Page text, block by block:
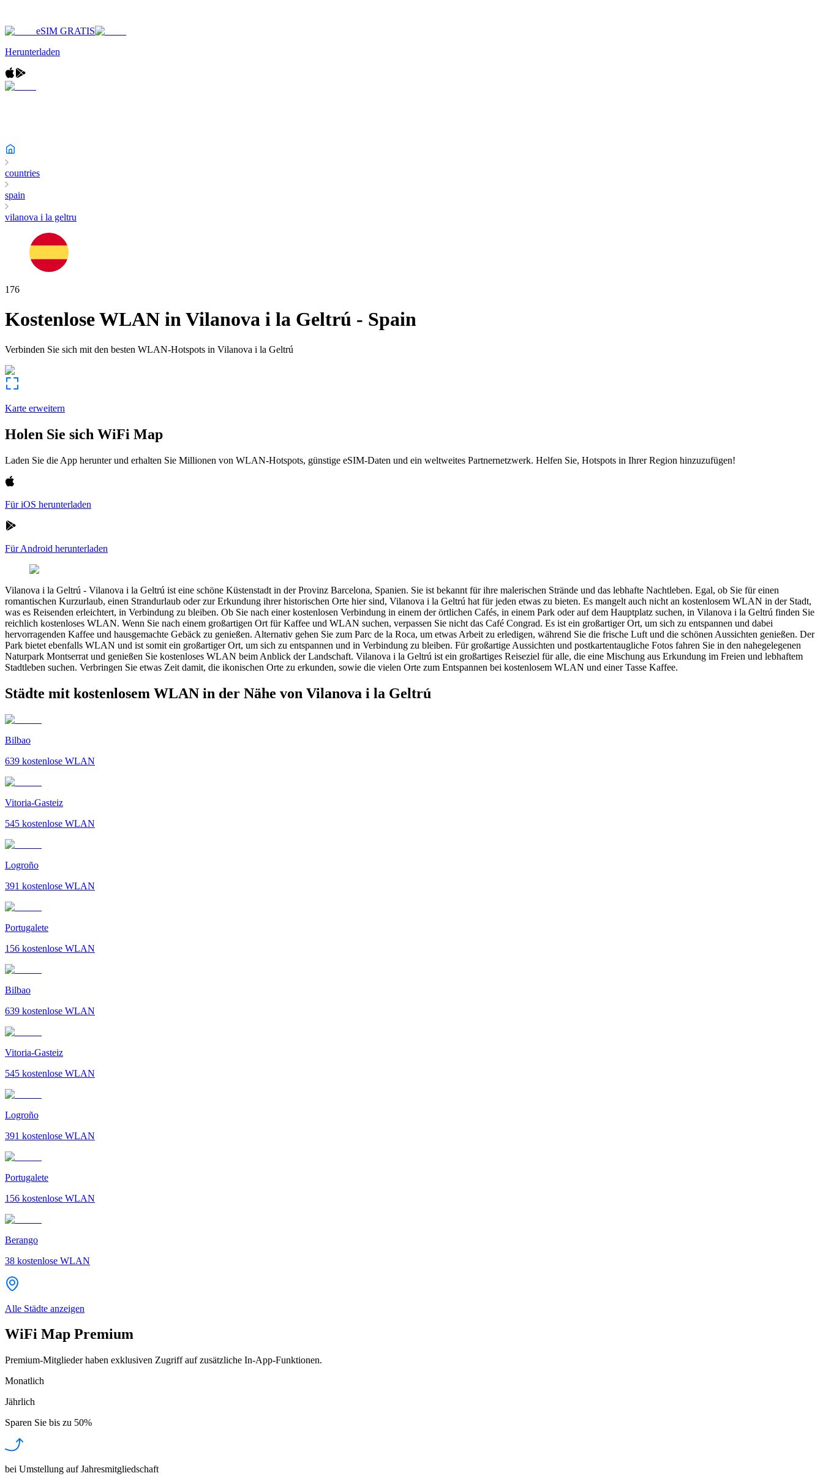
eSIM GRATIS
Herunterladen
countries
spain
vilanova i la geltru
176
Kostenlose WLAN inVilanova i la Geltrú - Spain
Verbinden Sie sich mit den besten WLAN-Hotspots in Vilanova i la Geltrú
Karte erweitern
Holen Sie sich WiFi Map
Laden Sie die App herunter und erhalten Sie Millionen von WLAN-Hotspots, günstige eSIM-Daten und ein weltweites Partnernetzwerk. Helfen Sie, Hotspots in Ihrer Region hinzuzufügen!
Für iOS herunterladen
Für Android herunterladen
Vilanova i la Geltrú - Vilanova i la Geltrú ist eine schöne Küstenstadt in der Provinz Barcelona, Spanien. Sie ist bekannt für ihre malerischen Strände und das lebhafte Nachtleben. Egal, ob Sie für einen
romantischen Kurzurlaub, einen Strandurlaub oder zur Erkundung ihrer historischen Orte hier sind, Vilanova i la Geltrú hat für jeden etwas zu bieten. Es mangelt auch nicht an kostenlosem WLAN in der Stadt,
was es Reisenden erleichtert, in Verbindung zu bleiben. Ob Sie nach einer kostenlosen Verbindung in einem der örtlichen Cafés, in einem Park oder auf dem Hauptplatz suchen, in Vilanova i la Geltrú finden Sie
reichlich kostenloses WLAN. Wenn Sie nach einem großartigen Ort für Kaffee und WLAN suchen, verpassen Sie nicht das Café Congrad. Es ist ein großartiger Ort, um sich zu entspannen und dabei
hervorragenden Kaffee und hausgemachte Gebäck zu genießen. Alternativ gehen Sie zum Parc de la Roca, um etwas Arbeit zu erledigen, während Sie die frische Luft und die schönen Aussichten genießen. Der
Park bietet ebenfalls WLAN und ist somit ein großartiger Ort, um sich zu entspannen und in Verbindung zu bleiben. Für großartige Aussichten und postkartentaugliche Fotos fahren Sie in den nahegelegenen
Naturpark Montserrat und genießen Sie kostenloses WLAN beim Anblick der Landschaft. Vilanova i la Geltrú ist ein großartiges Reiseziel für alle, die eine Mischung aus Erkundung im Freien und lebhaftem
Stadtleben suchen. Verbringen Sie etwas Zeit damit, die ikonischen Orte zu erkunden, sowie die vielen Orte zum Entspannen bei kostenlosem WLAN und einer Tasse Kaffee.
Städte mit kostenlosem WLAN in der Nähe von Vilanova i la Geltrú
Bilbao
639 kostenlose WLAN
Vitoria-Gasteiz
545 kostenlose WLAN
Logroño
391 kostenlose WLAN
Portugalete
156 kostenlose WLAN
Bilbao
639 kostenlose WLAN
Vitoria-Gasteiz
545 kostenlose WLAN
Logroño
391 kostenlose WLAN
Portugalete
156 kostenlose WLAN
Berango
38 kostenlose WLAN
Alle Städte anzeigen
WiFi Map Premium
Premium-Mitglieder haben exklusiven Zugriff auf zusätzliche In-App-Funktionen.
Monatlich
Jährlich
Sparen Sie bis zu 50%
bei Umstellung auf Jahresmitgliedschaft